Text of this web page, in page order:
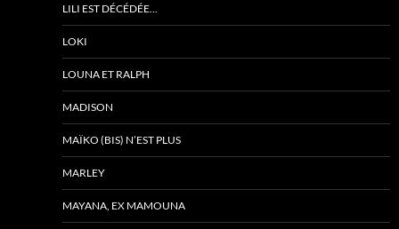
LILI EST DÉCÉDÉE…
LOKI
LOUNA ET RALPH
MADISON
MAÏKO (BIS) N’EST PLUS
MARLEY
MAYANA, EX MAMOUNA